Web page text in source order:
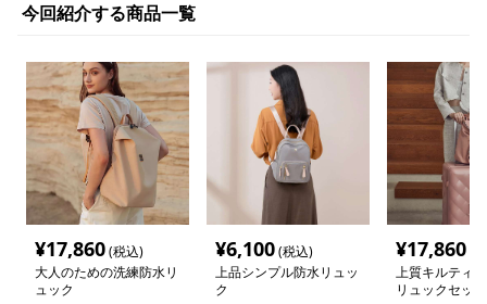
今回紹介する商品一覧
¥17,860(税込)
大人のための洗練防水リ
ュック
¥6,100(税込)
上品シンプル防水リュッ
ク
¥17,860
上質キルティ
リュックセット